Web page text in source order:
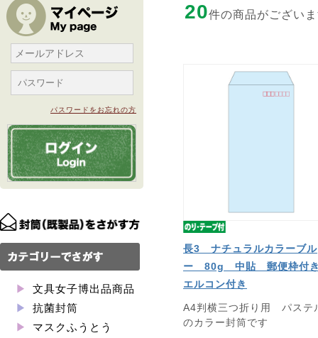
パスワードをお忘れの方
文具女子博出品商品
抗菌封筒
マスクふうとう
20件の商品がござい
長3 ナチュラルカラーブル
ー 80g 中貼 郵便枠
エルコン付き
A4判横三つ折り用 パステ
のカラー封筒です